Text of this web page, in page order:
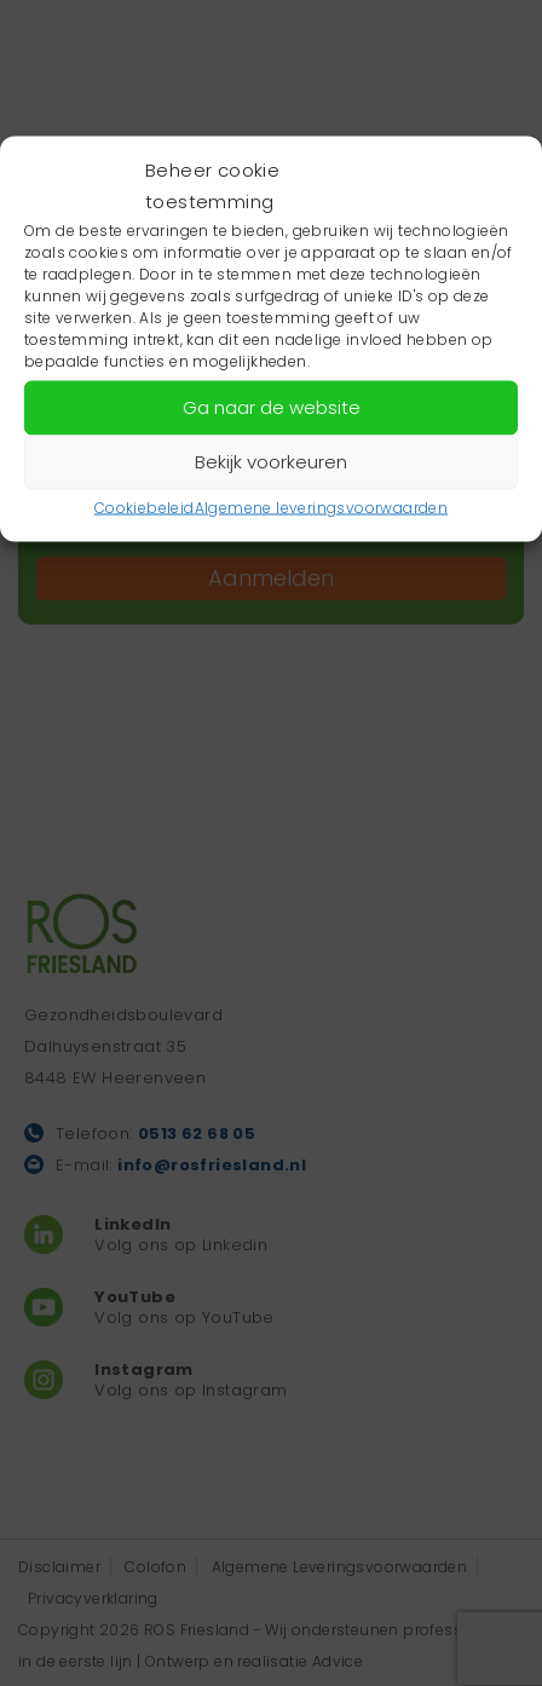
Beheer cookie
toestemming
Om de beste ervaringen te bieden, gebruiken wij technologieën
zoals cookies om informatie over je apparaat op te slaan en/of
te raadplegen. Door in te stemmen met deze technologieën
kunnen wij gegevens zoals surfgedrag of unieke ID's op deze
site verwerken. Als je geen toestemming geeft of uw
toestemming intrekt, kan dit een nadelige invloed hebben op
bepaalde functies en mogelijkheden.
Ga naar de website
Bekijk voorkeuren
CookiebeleidAlgemene leveringsvoorwaarden
Wil je niets missen?
Wil je op de hoogte blijven van het laatste
zorgnieuws in jouw regio? Schrijf je dan in voor
onze nieuwsbrief.
Aanmelden
Gezondheidsboulevard
Dalhuysenstraat 35
8448 EW Heerenveen
Telefoon: 0513 62 68 05
E-mail: info@rosfriesland.nl
LinkedIn
Volg ons op Linkedin
YouTube
Volg ons op YouTube
Instagram
Volg ons op Instagram
Disclaimer Colofon
Algemene Leveringsvoorwaarden
Privacyverklaring
Copyright 2026 ROS Friesland - Wij ondersteunen professionals
in de eerste lijn | Ontwerp en realisatie Advice